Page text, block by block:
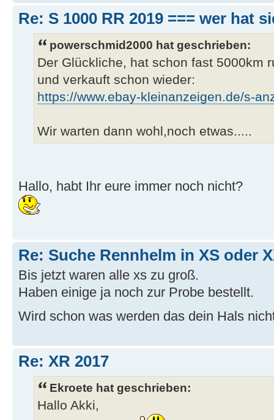
Re: S 1000 RR 2019 === wer hat
powerschmid2000 hat geschrieben:
Der Glückliche, hat schon fast 5000km
und verkauft schon wieder:
https://www.ebay-kleinanzeigen.de/s-
Wir warten dann wohl,noch etwas.....
Hallo, habt Ihr eure immer noch nicht?
Re: Suche Rennhelm in XS oder
Bis jetzt waren alle xs zu groß.
Haben einige ja noch zur Probe bestellt.
Wird schon was werden das dein Hals
Re: XR 2017
Ekroete hat geschrieben:
Hallo Akki,